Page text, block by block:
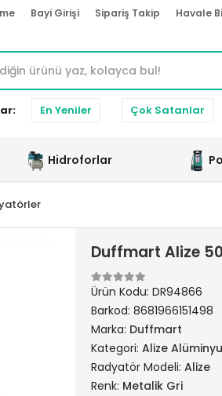
Bayi Girişi Sipariş Takip Havale
En Yeniler Çok Satanlar
Hidroforlar
Duffmart Alize
Ürün Kodu: DR94866
Barkod: 8681966151498
Marka: Duffmart
Kategori: Alize
Radyatör Modeli: Alize
Renk: Metalik Gri